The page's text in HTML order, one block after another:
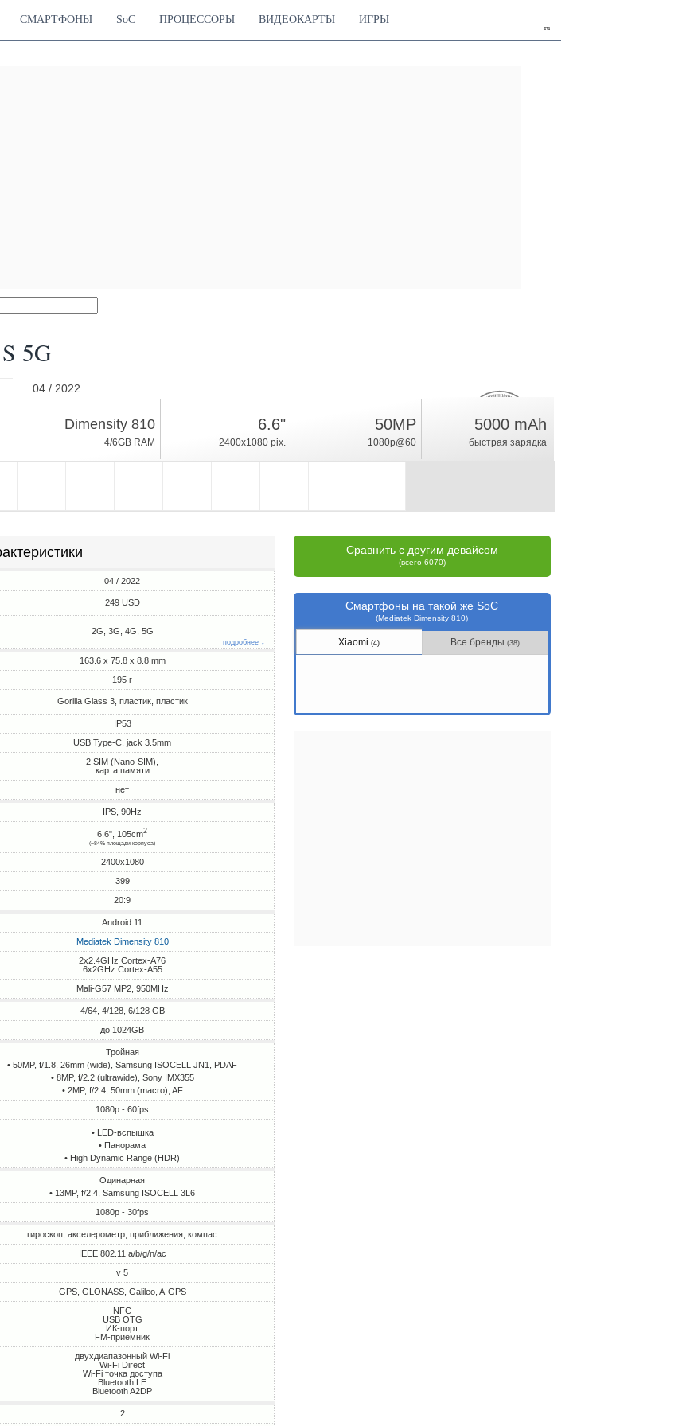
ru
СМАРТФОНЫ SoC ПРОЦЕССОРЫ ВИДЕОКАРТЫ ИГРЫ
5G
04 / 2022
Android 11
13.3
рейтинг
Dimensity 810
4/6GB RAM
6.6"
2400x1080 pix.
50MP
1080p@60
5000 mAh
быстрая зарядка
04 / 2022
249 USD
2G, 3G, 4G, 5G
подробнее ↓
163.6 x 75.8 x 8.8 mm
195 г
Gorilla Glass 3, пластик, пластик
IP53
USB Type-C, jack 3.5mm
2 SIM (Nano-SIM),
карта памяти
нет
IPS, 90Hz
6.6", 105cm2
(~84% площади корпуса)
2400x1080
399
20:9
Android 11
Mediatek Dimensity 810
2x2.4GHz Cortex-A76
6x2GHz Cortex-A55
Mali-G57 MP2, 950MHz
4/64, 4/128, 6/128 GB
до 1024GB
Тройная
• 50MP, f/1.8, 26mm (wide), Samsung ISOCELL JN1, PDAF
• 8MP, f/2.2 (ultrawide), Sony IMX355
• 2MP, f/2.4, 50mm (macro), AF
1080p - 60fps
• LED-вспышка
• Панорама
• High Dynamic Range (HDR)
Одинарная
• 13MP, f/2.4, Samsung ISOCELL 3L6
1080p - 30fps
гироскоп, акселерометр, приближения, компас
IEEE 802.11 a/b/g/n/ac
v 5
GPS, GLONASS, Galileo, A-GPS
NFC
USB OTG
ИК-порт
FM-приемник
двухдиапазонный Wi-Fi
Wi-Fi Direct
Wi-Fi точка доступа
Bluetooth LE
Bluetooth A2DP
2
Сравнить с другим девайсом
(всего 6070)
Смартфоны на такой же SoC
(Mediatek Dimensity 810)
Xiaomi(4) Все бренды (38)